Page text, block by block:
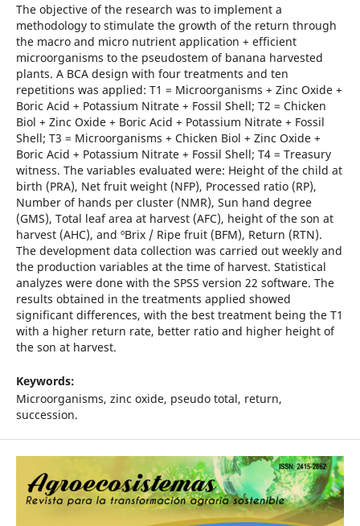
The objective of the research was to implement a
methodology to stimulate the growth of the return through
the macro and micro nutrient application + efficient
microorganisms to the pseudostem of banana harvested
plants. A BCA design with four treatments and ten
repetitions was applied: T1 = Microorganisms + Zinc Oxide +
Boric Acid + Potassium Nitrate + Fossil Shell; T2 = Chicken
Biol + Zinc Oxide + Boric Acid + Potassium Nitrate + Fossil
Shell; T3 = Microorganisms + Chicken Biol + Zinc Oxide +
Boric Acid + Potassium Nitrate + Fossil Shell; T4 = Treasury
witness. The variables evaluated were: Height of the child at
birth (PRA), Net fruit weight (NFP), Processed ratio (RP),
Number of hands per cluster (NMR), Sun hand degree
(GMS), Total leaf area at harvest (AFC), height of the son at
harvest (AHC), and ºBrix / Ripe fruit (BFM), Return (RTN).
The development data collection was carried out weekly and
the production variables at the time of harvest. Statistical
analyzes were done with the SPSS version 22 software. The
results obtained in the treatments applied showed
significant differences, with the best treatment being the T1
with a higher return rate, better ratio and higher height of
the son at harvest.
Keywords:
Microorganisms, zinc oxide, pseudo total, return,
succession.